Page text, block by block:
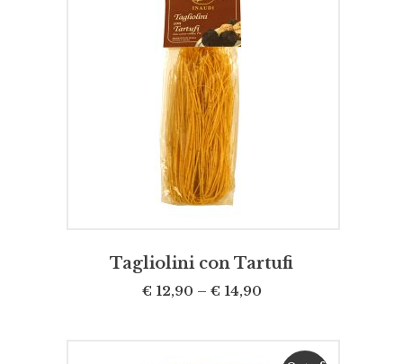
SCEGLI
Tagliolini con Tartufi
€ 12,90 – € 14,90